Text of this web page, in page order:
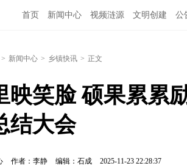
首页 新闻中心 视频涟源 文明创建 公
> 新闻中心 > 乡镇快讯 > 正文
映笑脸 硕果累
结大会
作者：李静 编辑：石成 2025-11-23 22:28:37